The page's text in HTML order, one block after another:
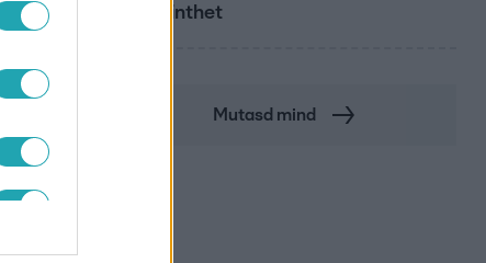
megérinthet
Mutasd mind